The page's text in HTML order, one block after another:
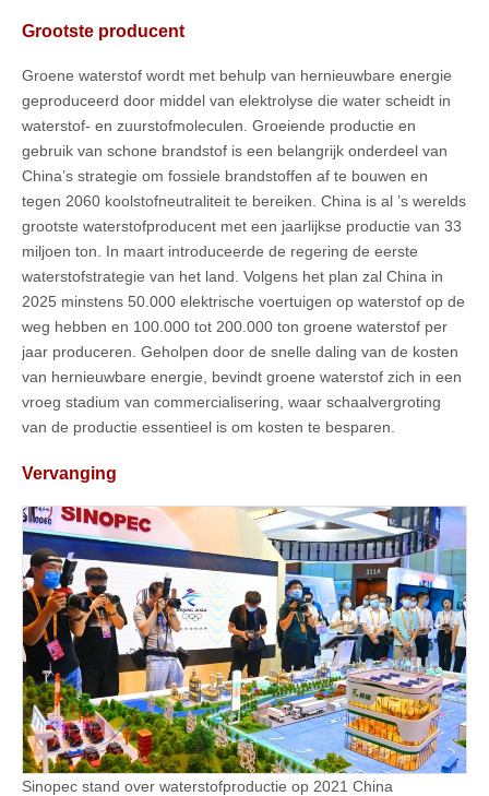
Grootste producent
Groene waterstof wordt met behulp van hernieuwbare energie
geproduceerd door middel van elektrolyse die water scheidt in
waterstof- en zuurstofmoleculen. Groeiende productie en
gebruik van schone brandstof is een belangrijk onderdeel van
China’s strategie om fossiele brandstoffen af te bouwen en
tegen 2060 koolstofneutraliteit te bereiken. China is al ’s werelds
grootste waterstofproducent met een jaarlijkse productie van 33
miljoen ton. In maart introduceerde de regering de eerste
waterstofstrategie van het land. Volgens het plan zal China in
2025 minstens 50.000 elektrische voertuigen op waterstof op de
weg hebben en 100.000 tot 200.000 ton groene waterstof per
jaar produceren. Geholpen door de snelle daling van de kosten
van hernieuwbare energie, bevindt groene waterstof zich in een
vroeg stadium van commercialisering, waar schaalvergroting
van de productie essentieel is om kosten te besparen.
Vervanging
Sinopec stand over waterstofproductie op 2021 China